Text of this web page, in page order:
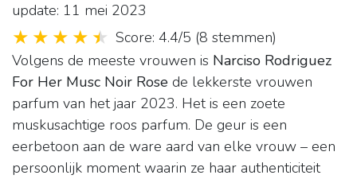
update: 11 mei 2023
Score: 4.4/5 (8 stemmen)
Volgens de meeste vrouwen is Narciso Rodriguez
For Her Musc Noir Rose de lekkerste vrouwen
parfum van het jaar 2023. Het is een zoete
muskusachtige roos parfum. De geur is een
eerbetoon aan de ware aard van elke vrouw – een
persoonlijk moment waarin ze haar authenticiteit